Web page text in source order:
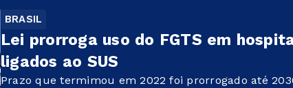
BRASIL
Lei prorroga uso do FGTS em
ligados ao SUS
Prazo que termimou em 2022 foi prorrogado até